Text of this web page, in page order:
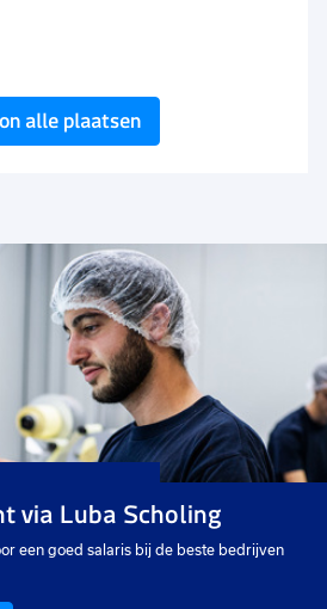
alle plaatsen
via Luba Scholing
een goed salaris bij de beste bedrijven